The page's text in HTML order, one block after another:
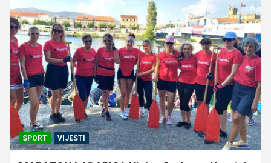
SPORT VIJESTI